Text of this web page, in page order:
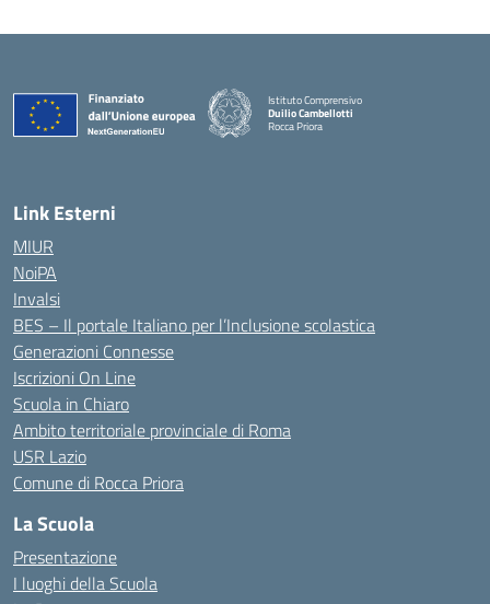
Istituto Comprensivo
Duilio Cambellotti
Rocca Priora
Link Esterni
MIUR
NoiPA
Invalsi
BES – Il portale Italiano per l’Inclusione scolastica
Generazioni Connesse
Iscrizioni On Line
Scuola in Chiaro
Ambito territoriale provinciale di Roma
USR Lazio
Comune di Rocca Priora
La Scuola
Presentazione
I luoghi della Scuola